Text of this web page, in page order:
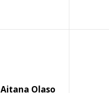
Aitana Olaso